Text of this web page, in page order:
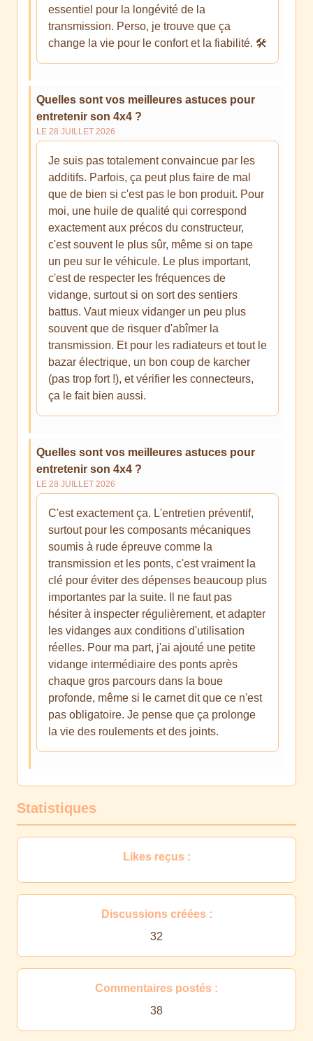
essentiel pour la longévité de la
transmission. Perso, je trouve que ça
change la vie pour le confort et la fiabilité. 🛠️
Quelles sont vos meilleures astuces pour
entretenir son 4x4 ?
LE 28 JUILLET 2026
Je suis pas totalement convaincue par les
additifs. Parfois, ça peut plus faire de mal
que de bien si c'est pas le bon produit. Pour
moi, une huile de qualité qui correspond
exactement aux précos du constructeur,
c'est souvent le plus sûr, même si on tape
un peu sur le véhicule. Le plus important,
c'est de respecter les fréquences de
vidange, surtout si on sort des sentiers
battus. Vaut mieux vidanger un peu plus
souvent que de risquer d'abîmer la
transmission. Et pour les radiateurs et tout le
bazar électrique, un bon coup de karcher
(pas trop fort !), et vérifier les connecteurs,
ça le fait bien aussi.
Quelles sont vos meilleures astuces pour
entretenir son 4x4 ?
LE 28 JUILLET 2026
C'est exactement ça. L'entretien préventif,
surtout pour les composants mécaniques
soumis à rude épreuve comme la
transmission et les ponts, c'est vraiment la
clé pour éviter des dépenses beaucoup plus
importantes par la suite. Il ne faut pas
hésiter à inspecter régulièrement, et adapter
les vidanges aux conditions d'utilisation
réelles. Pour ma part, j'ai ajouté une petite
vidange intermédiaire des ponts après
chaque gros parcours dans la boue
profonde, même si le carnet dit que ce n'est
pas obligatoire. Je pense que ça prolonge
la vie des roulements et des joints.
Statistiques
Likes reçus :
Discussions créées :
32
Commentaires postés :
38